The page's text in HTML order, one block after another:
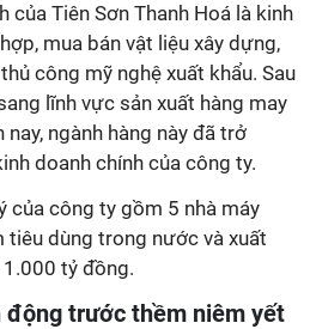
của Tiên Sơn Thanh Hoá là kinh
mua bán vật liệu xây dựng,
công mỹ nghệ xuất khẩu. Sau
lĩnh vực sản xuất hàng may
ngành hàng này đã trở
doanh chính của công ty.
của công ty gồm 5 nhà máy
tiêu dùng trong nước và xuất
tỷ đồng.
động trước thềm niêm yết